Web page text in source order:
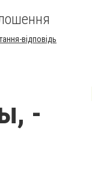
відповідь
-